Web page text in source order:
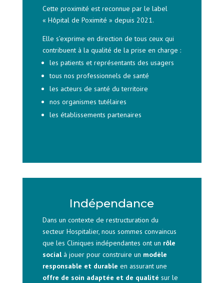
Cette proximité est reconnue par le label
« Hôpital de Poximité » depuis 2021.
Elle s’exprime en direction de tous ceux qui
contribuent à la qualité de la prise en charge :
les patients et représentants des usagers
tous nos professionnels de santé
les acteurs de santé du territoire
nos organismes tutélaires
les établissements partenaires
Indépendance
Dans un contexte de restructuration du
secteur Hospitalier, nous sommes convaincus
que les Cliniques indépendantes ont un rôle
socialà jouer pour construire un modèle
responsable et durable en assurant une
offre de soin adaptée et de qualité sur le